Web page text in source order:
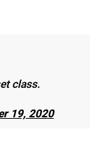
class.
19, 2020